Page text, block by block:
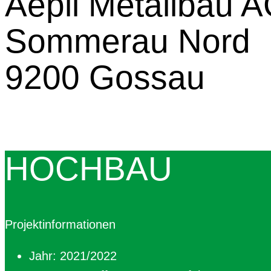
Sommerau Nord
9200 Gossau
HOCHBAU
Projektinformationen
Jahr: 2021/2022